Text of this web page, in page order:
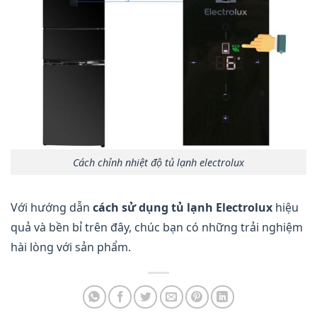
Cách chỉnh nhiệt độ tủ lạnh electrolux
Với hướng dẫn cách sử dụng tủ lạnh Electrolux hiệu
quả và bền bỉ trên đây, chúc bạn có những trải nghiệm
hài lòng với sản phẩm.